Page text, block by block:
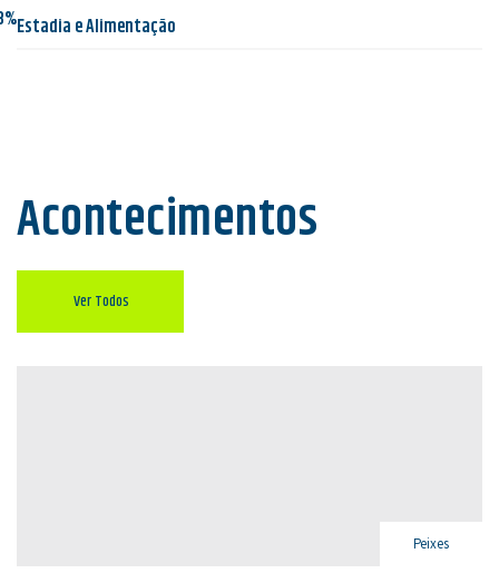
Estadia e Alimentação
Acontecimentos
Ver Todos
Peixes